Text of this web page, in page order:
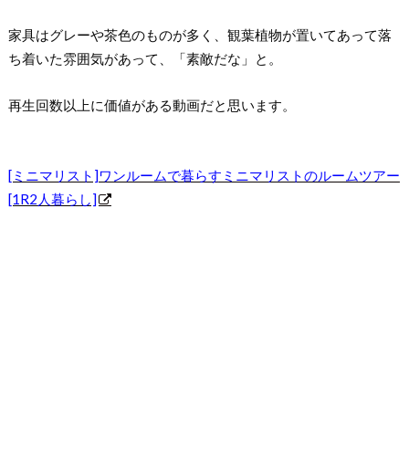
家具はグレーや茶色のものが多く、観葉植物が置いてあって落
ち着いた雰囲気があって、「素敵だな」と。
再生回数以上に価値がある動画だと思います。
[ミニマリスト]ワンルームで暮らすミニマリストのルームツアー
[1R2人暮らし]